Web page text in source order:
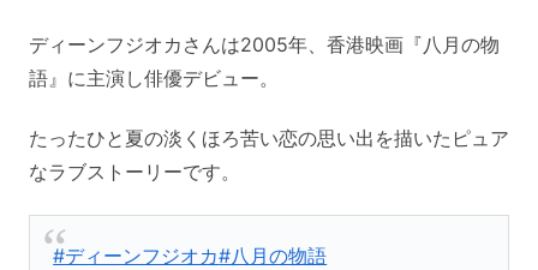
ディーンフジオカさんは2005年、香港映画『八月の物
語』に主演し俳優デビュー。
たったひと夏の淡くほろ苦い恋の思い出を描いたピュア
なラブストーリーです。
#ディーンフジオカ#八月の物語